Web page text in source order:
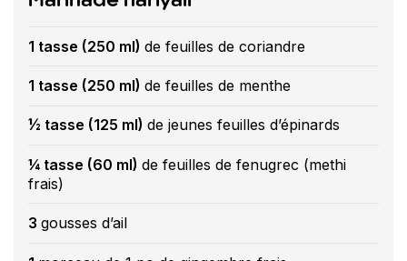
1 tasse (250 ml) de feuilles de coriandre
1 tasse (250 ml) de feuilles de menthe
½ tasse (125 ml) de jeunes feuilles d’épinards
¼ tasse (60 ml) de feuilles de fenugrec (methi
frais)
3 gousses d’ail